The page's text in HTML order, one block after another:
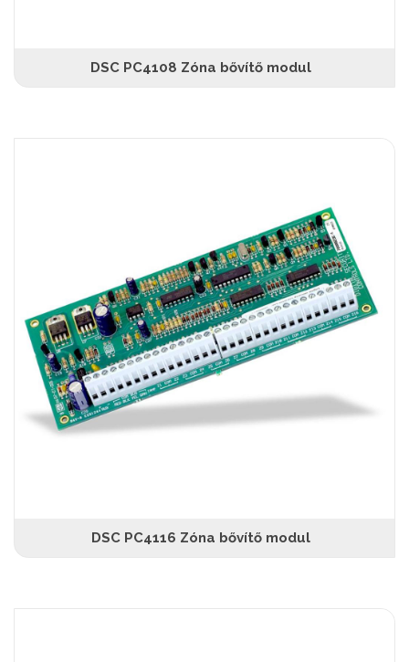
DSC PC4108 Zóna bővítő modul
DSC PC4116 Zóna bővítő modul